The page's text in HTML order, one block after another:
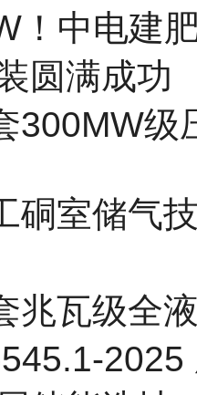
！中电建
圆满成功
300MW级
硐室储气
兆瓦级全